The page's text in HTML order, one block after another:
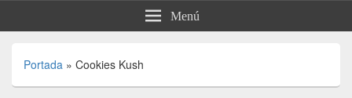
Menú
Portada » Cookies Kush